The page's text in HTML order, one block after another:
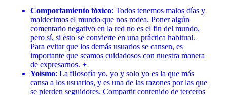
Comportamiento tóxico: Todos tenemos malos días y
maldecimos el mundo que nos rodea. Poner algún
comentario negativo en la red no es el fin del mundo,
pero sí, si esto se convierte en una práctica habitual.
Para evitar que los demás usuarios se cansen, es
importante que seamos cuidadosos con nuestra manera
de expresarnos. +
Yoísmo: La filosofía yo, yo y solo yo es la que más
cansa a los usuarios, y es una de las razones por las que
se pierden seguidores. Compartir contenido de terceros